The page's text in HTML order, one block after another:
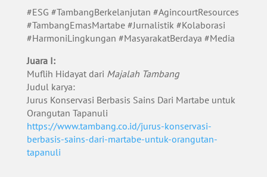
#ESG #TambangBerkelanjutan #AgincourtResources
#TambangEmasMartabe #Jurnalistik #Kolaborasi
#HarmoniLingkungan #MasyarakatBerdaya #Media
Juara I:
Muflih Hidayat dari Majalah Tambang
Judul karya:
Jurus Konservasi Berbasis Sains Dari Martabe untuk
Orangutan Tapanuli
https://www.tambang.co.id/jurus-konservasi-
berbasis-sains-dari-martabe-untuk-orangutan-
tapanuli